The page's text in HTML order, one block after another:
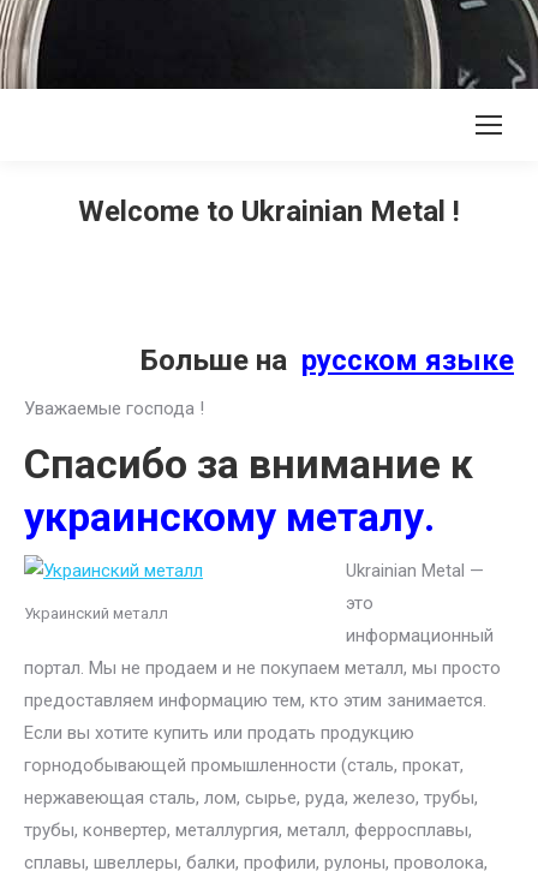
Welcome to Ukrainian Metal !
Больше на русском языке
Уважаемые господа !
Спасибо за внимание к
украинскому металу.
Украинский металл
Ukrainian Metal —
это
информационный
портал. Мы не продаем и не покупаем металл, мы просто
предоставляем информацию тем, кто этим занимается.
Если вы хотите купить или продать продукцию
горнодобывающей промышленности (сталь, прокат,
нержавеющая сталь, лом, сырье, руда, железо, трубы,
трубы, конвертер, металлургия, металл, ферросплавы,
сплавы, швеллеры, балки, профили, рулоны, проволока,